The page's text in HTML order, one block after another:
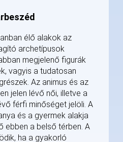
élő alakok az
archetípusok
megjelenő figurák
vagyis a tudatosan
Az animus és az
jelen lévő női, illetve a
férfi minőséget jelöli. A
és a gyermek alakja
ebben a belső térben. A
ha a gyakorló